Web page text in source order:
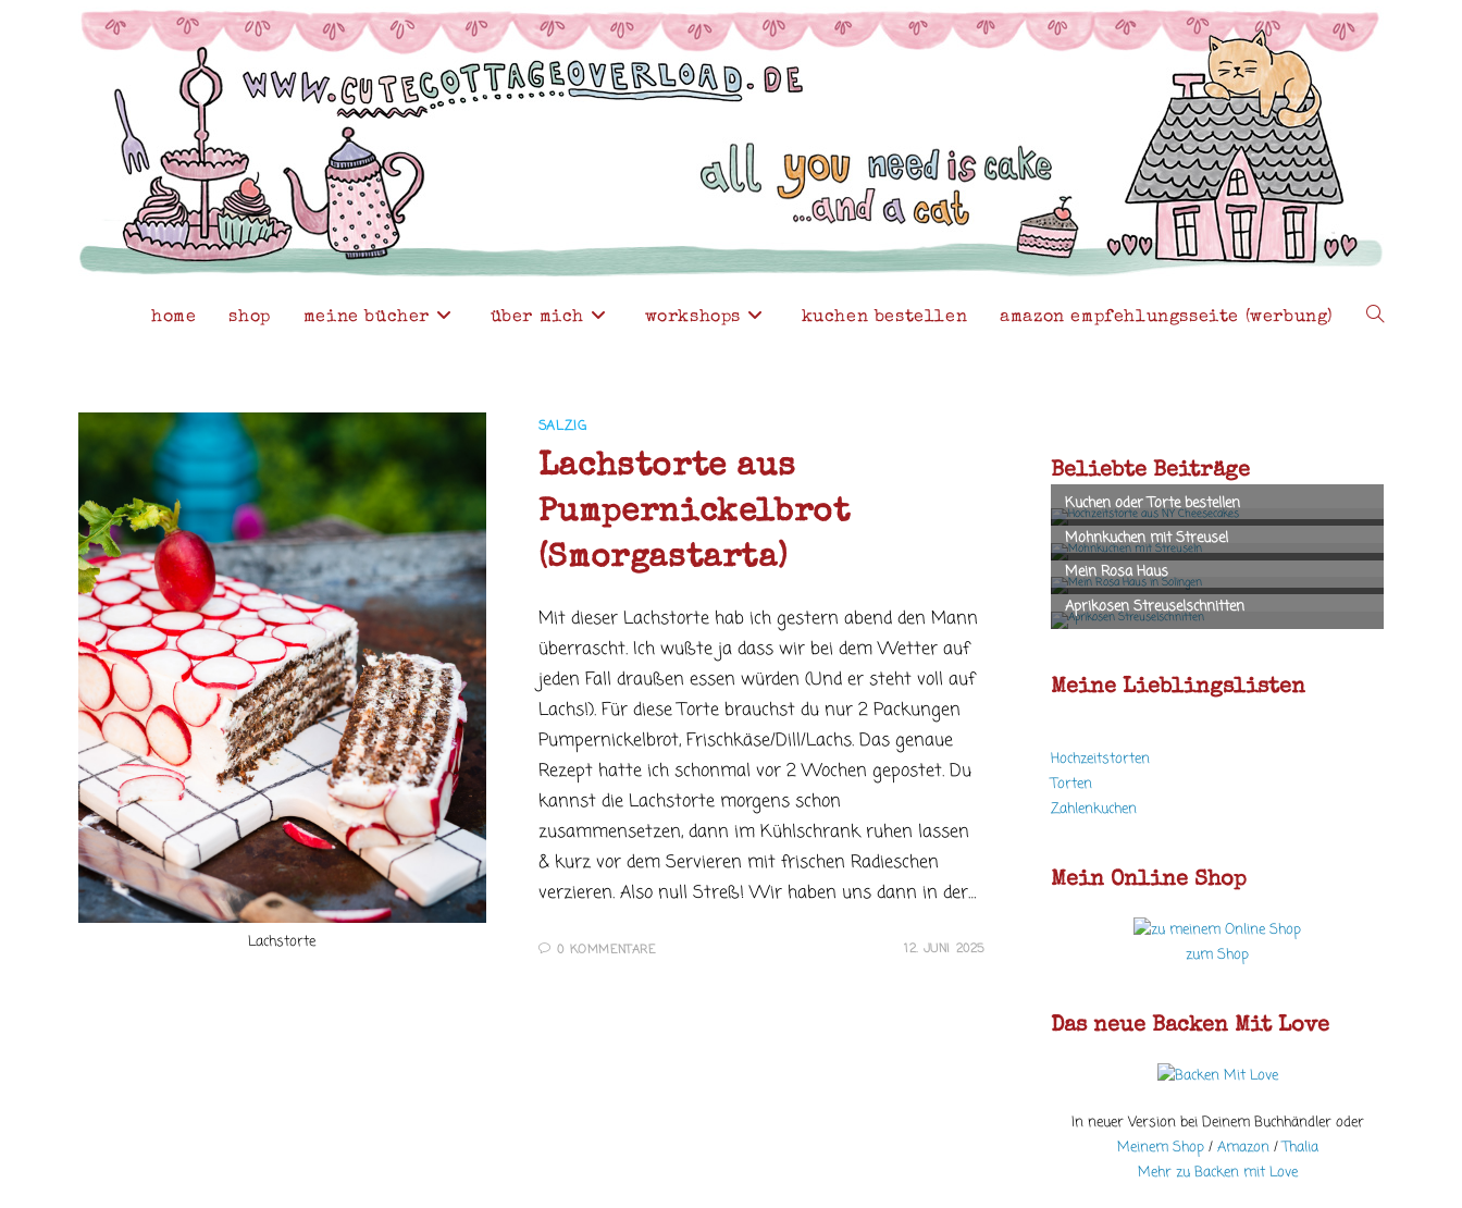
home shop meine bücher über mich workshops kuchen bestellen amazon empfehlungsseite (werbung) website-
Lachstorte
SALZIG
Lachstorte aus
Pumpernickelbrot
(Smorgastarta)
Mit dieser Lachstorte hab ich gestern abend den Mann
überrascht. Ich wußte ja dass wir bei dem Wetter auf
jeden Fall draußen essen würden (Und er steht voll auf
Lachs!). Für diese Torte brauchst du nur 2 Packungen
Pumpernickelbrot, Frischkäse/Dill/Lachs. Das genaue
Rezept hatte ich schonmal vor 2 Wochen gepostet. Du
kannst die Lachstorte morgens schon
zusammensetzen, dann im Kühlschrank ruhen lassen
& kurz vor dem Servieren mit frischen Radieschen
verzieren. Also null Streß! Wir haben uns dann in der…
0 KOMMENTARE 12. JUNI 2025
Beliebte Beiträge
Meine Lieblingslisten
Hochzeitstorten
Torten
Zahlenkuchen
Mein Online Shop
zum Shop
Das neue Backen Mit Love
In neuer Version bei Deinem Buchhändler oder
Meinem Shop/ Amazon/Thalia
Mehr zu Backen mit Love